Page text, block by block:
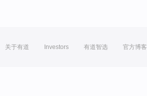
关于有道 Investors 有道智选 官方博客